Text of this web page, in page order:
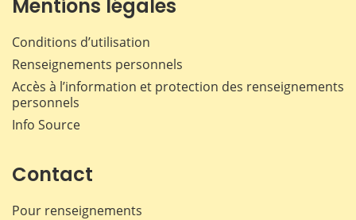
Mentions légales
Conditions d’utilisation
Renseignements personnels
Accès à l’information et protection des renseignements
personnels
Info Source
Contact
Pour renseignements